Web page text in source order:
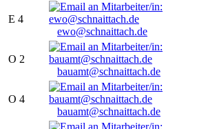
E 4
ewo@schnaittach.de
O 2
bauamt@schnaittach.de
O 4
bauamt@schnaittach.de